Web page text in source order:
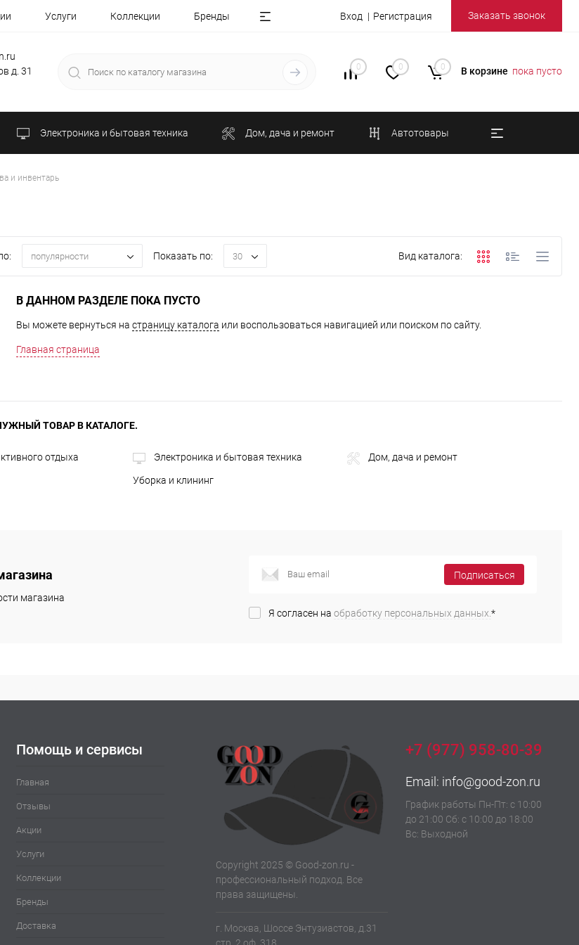
Услуги Коллекции Бренды Вход Регистрация Заказать звонок
д. 31
0 0 0 В корзине пока пусто
Электроника и бытовая техника Дом, дача и ремонт Автотовары
и инвентарь
популярности Показать по: 30 Вид каталога:
В ДАННОМ РАЗДЕЛЕ ПОКА ПУСТО
Вы можете вернуться на страницу каталога или воспользоваться навигацией или поиском по сайту.
Главная страница
ТОВАР В КАТАЛОГЕ.
отдыха Электроника и бытовая техника Дом, дача и ремонт
Уборка и клининг
магазина
Подписаться
Я согласен на обработку персональных данных. *
Помощь и сервисы
Главная
Отзывы
Акции
Услуги
Коллекции
Бренды
Доставка
Copyright 2025 © Good-zon.ru -
профессиональный подход. Все
права защищены.
г. Москва, Шоссе Энтузиастов, д.31
+7 (977) 958-80-39
Email: info@good-zon.ru
График работы Пн-Пт: с 10:00
до 21:00 Сб: с 10:00 до 18:00
Вс: Выходной